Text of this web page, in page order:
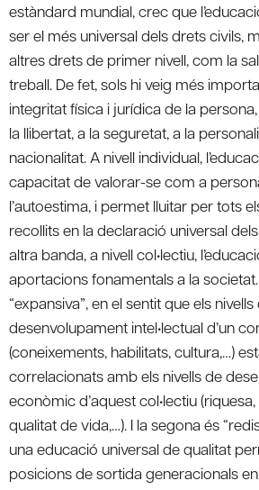
estàndard mundial, crec que
ser el més universal dels drets civils,
altres drets de primer nivell, com la
treball. De fet, sols hi veig més
integritat física i jurídica de la
la llibertat, a la seguretat, a la
nacionalitat. A nivell individual,
capacitat de valorar-se com a
l’autoestima, i permet lluitar per tots
recollits en la declaració universal
altra banda, a nivell col•lectiu,
aportacions fonamentals a la
“expansiva”, en el sentit que els nivells
desenvolupament intel•lectual d’un
(coneixements, habilitats, cultura,…)
correlacionats amb els nivells de
econòmic d’aquest col•lectiu
qualitat de vida,…). I la segona és
una educació universal de qualitat
posicions de sortida generacionals en